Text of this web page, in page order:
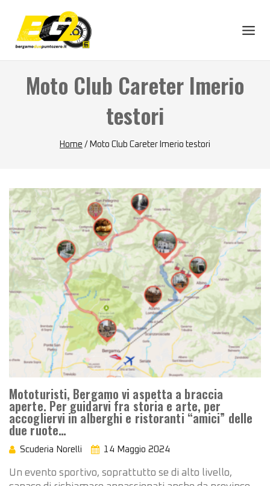
content
Moto Club Careter Imerio
testori
Home / Moto Club Careter Imerio testori
Mototuristi, Bergamo vi aspetta a braccia
aperte. Per guidarvi fra storia e arte, per
accogliervi in alberghi e ristoranti “amici” delle
due ruote…
Scuderia Norelli 14 Maggio 2024
Un evento sportivo, soprattutto se di alto livello,